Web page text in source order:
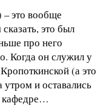
это вообще
это был
про него
Когда он служил у
(а это
и оставались
кафедре…